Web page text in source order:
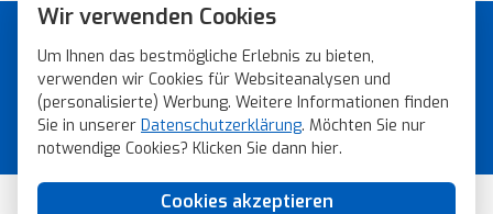
Wir verwenden Cookies
Um Ihnen das bestmögliche Erlebnis zu bieten,
verwenden wir Cookies für Websiteanalysen und
(personalisierte) Werbung. Weitere Informationen finden
Sie in unserer Datenschutzerklärung. Möchten Sie nur
notwendige Cookies? Klicken Sie dann hier.
Cookies akzeptieren
Günstiges Schaltermaterial von
Topmarken!
Bestellen Sie schnell, sicher und einfach
bei Gunstigesschaltermaterial.de